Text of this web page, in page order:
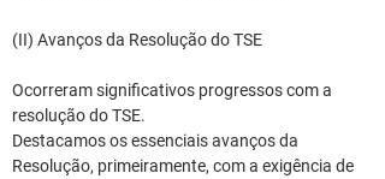
(II) Avanços da Resolução do TSE
Ocorreram significativos progressos com a
resolução do TSE.
Destacamos os essenciais avanços da
Resolução, primeiramente, com a exigência de